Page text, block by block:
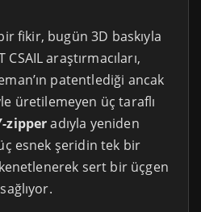
fikir, bugün 3D baskıyla
araştırmacıları,
patentlediği ancak
üretilemeyen üç taraflı
zipperadıyla yeniden
esnek şeridin tek bir
kenetlenerek sert bir üçgen